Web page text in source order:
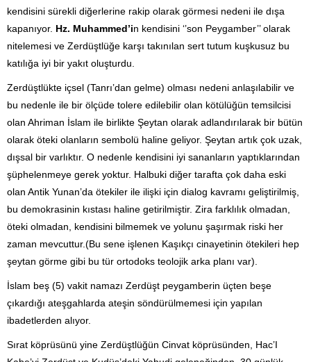
kendisini sürekli diğerlerine rakip olarak görmesi nedeni ile dışa
kapanıyor. Hz. Muhammed’in kendisini ‘’son Peygamber’’ olarak
nitelemesi ve Zerdüştlüğe karşı takınılan sert tutum kuşkusuz bu
katılığa iyi bir yakıt oluşturdu.
Zerdüştlükte içsel (Tanrı’dan gelme) olması nedeni anlaşılabilir ve
bu nedenle ile bir ölçüde tolere edilebilir olan kötülüğün temsilcisi
olan Ahriman İslam ile birlikte Şeytan olarak adlandırılarak bir bütün
olarak öteki olanların sembolü haline geliyor. Şeytan artık çok uzak,
dışsal bir varlıktır. O nedenle kendisini iyi sananların yaptıklarından
şüphelenmeye gerek yoktur. Halbuki diğer tarafta çok daha eski
olan Antik Yunan’da ötekiler ile ilişki için dialog kavramı geliştirilmiş,
bu demokrasinin kıstası haline getirilmiştir. Zira farklılık olmadan,
öteki olmadan, kendisini bilmemek ve yolunu şaşırmak riski her
zaman mevcuttur.(Bu sene işlenen Kaşıkçı cinayetinin ötekileri hep
şeytan görme gibi bu tür ortodoks teolojik arka planı var).
İslam beş (5) vakit namazı Zerdüşt peygamberin üçten beşe
çıkardığı ateşgahlarda ateşin söndürülmemesi için yapılan
ibadetlerden alıyor.
Sırat köprüsünü yine Zerdüştlüğün Cinvat köprüsünden, Hac’I